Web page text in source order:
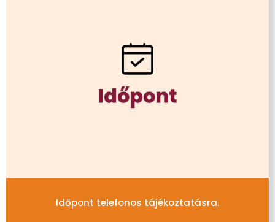
Időpont telefonos tájékoztatásra.